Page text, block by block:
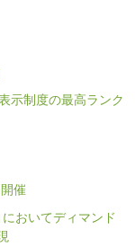
示制度の最高ランク
催
おいてディマンド